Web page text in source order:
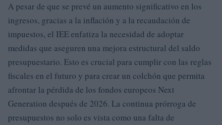
A pesar de que se prevé un aumento significativo en los
ingresos, gracias a la inflación y a la recaudación de
impuestos, el IEE enfatiza la necesidad de adoptar
medidas que aseguren una mejora estructural del saldo
presupuestario. Esto es crucial para cumplir con las reglas
fiscales en el futuro y para crear un colchón que permita
afrontar la pérdida de los fondos europeos Next
Generation después de 2026. La continua prórroga de
presupuestos no solo es vista como una falta de